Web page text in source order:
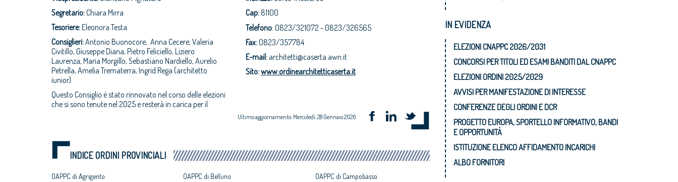
Segretario:Chiara Mirra
Tesoriere:Eleonora Testa
Consiglieri:Antonio Buonocore, Anna Cecere, Valeria
Civitillo, Giuseppe Diana, Pietro Feliciello, Liziero
Laurenza, Maria Morgillo, Sebastiano Nardiello, Aurelio
Petrella, Amelia Trematerra, Ingrid Rega (architetto
iunior)
Questo Consiglio è stato rinnovato nel corso delle elezioni
che si sono tenute nel 2025 e resterà in carica per il
Cap:81100
Telefono: 0823/321072 -0823/326565
Fax:0823/357784
E-mail: architetti@caserta.awn.it
Sito:www.ordinearchitetticaserta.it
Ultimo aggiornamento: Mercoledì, 28 Gennaio 2026
INDICE ORDINI PROVINCIALI
OAPPC di Agrigento
OAPPC di Belluno
OAPPC di Campobasso
IN EVIDENZA
ELEZIONI CNAPPC 2026/2031
CONCORSI PER TITOLI ED ESAMI BANDITI DAL CNAPPC
ELEZIONI ORDINI 2025/2029
AVVISI PER MANIFESTAZIONE DI INTERESSE
CONFERENZE DEGLI ORDINI E DCR
PROGETTO EUROPA, SPORTELLO INFORMATIVO, BANDI
E OPPORTUNITÀ
ISTITUZIONE ELENCO AFFIDAMENTO INCARICHI
ALBO FORNITORI